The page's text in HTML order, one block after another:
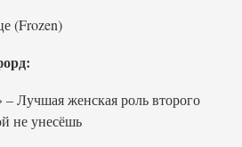
(Frozen)
Лучшая женская роль второго
не унесёшь